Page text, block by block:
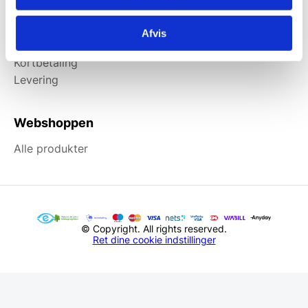
Afvis
Information
Kortbetaling
Levering
Webshoppen
Alle produkter
© Copyright. All rights reserved.
Ret dine cookie indstillinger